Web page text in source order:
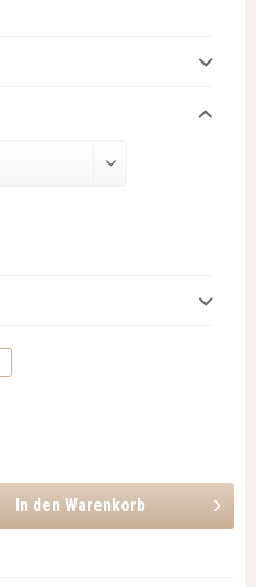
In den Warenkorb